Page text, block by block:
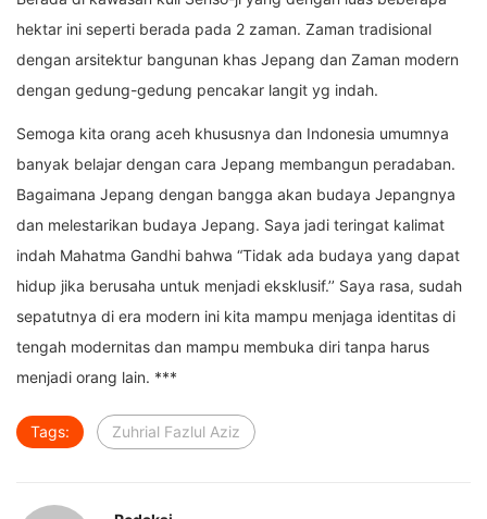
hektar ini seperti berada pada 2 zaman. Zaman tradisional
dengan arsitektur bangunan khas Jepang dan Zaman modern
dengan gedung-gedung pencakar langit yg indah.
Semoga kita orang aceh khususnya dan Indonesia umumnya
banyak belajar dengan cara Jepang membangun peradaban.
Bagaimana Jepang dengan bangga akan budaya Jepangnya
dan melestarikan budaya Jepang. Saya jadi teringat kalimat
indah Mahatma Gandhi bahwa “Tidak ada budaya yang dapat
hidup jika berusaha untuk menjadi eksklusif.’’ Saya rasa, sudah
sepatutnya di era modern ini kita mampu menjaga identitas di
tengah modernitas dan mampu membuka diri tanpa harus
menjadi orang lain. ***
Tags: Zuhrial Fazlul Aziz